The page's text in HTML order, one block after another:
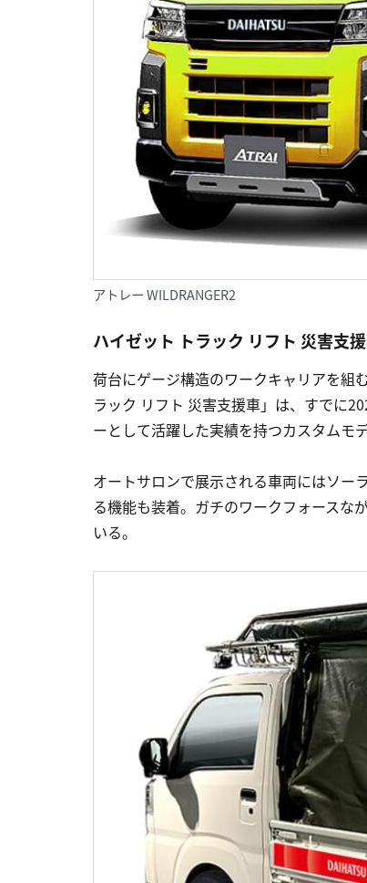
アトレー WILDRANGER2
ハイゼット トラック リフト 災害支
荷台にゲージ構造のワークキャリアを組
ラック リフト 災害支援車」は、すでに
ーとして活躍した実績を持つカスタムモデ
オートサロンで展示される車両にはソー
る機能も装着。ガチのワークフォースな
いる。